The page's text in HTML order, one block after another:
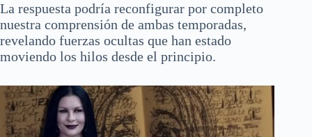
La respuesta podría reconfigurar por completo
nuestra comprensión de ambas temporadas,
revelando fuerzas ocultas que han estado
moviendo los hilos desde el principio.